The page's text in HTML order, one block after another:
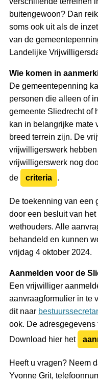
buitengewoon? Dan
soms ook uit als de
van de
Landelijke
Wie komen in
De gemeentepenning
personen die alleen of
gemeente Sliedrecht of
kan in belangrijke mate
breed terrein zijn. De
vrijwilligerswerk
vrijwilligerswerk nog
de
criteria .
De toekenning van een
door een besluit van
wethouders. Alle
behandeld en kunnen
vrijdag 4 oktober 2024.
Aanmelden voor de
Een vrijwilliger
aanvraagformulier in te
dit naar
ook. De adresgegevens
Download hier het
Heeft u vragen? Neem
Yvonne Grit,